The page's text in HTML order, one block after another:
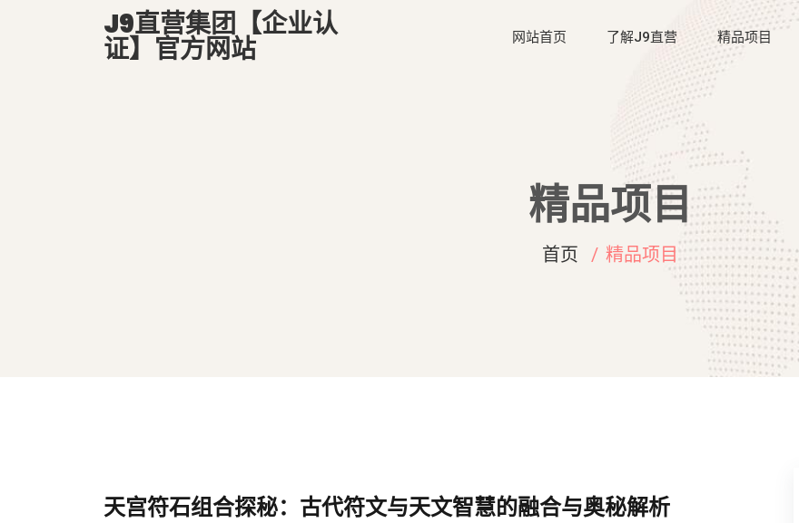
J9直营集团【企业认
证】官方网站 网站首页 了解J9直营 精品项目
精品项目
首页 精品项目
天宫符石组合探秘：古代符文与天文智慧的融合与奥秘解析